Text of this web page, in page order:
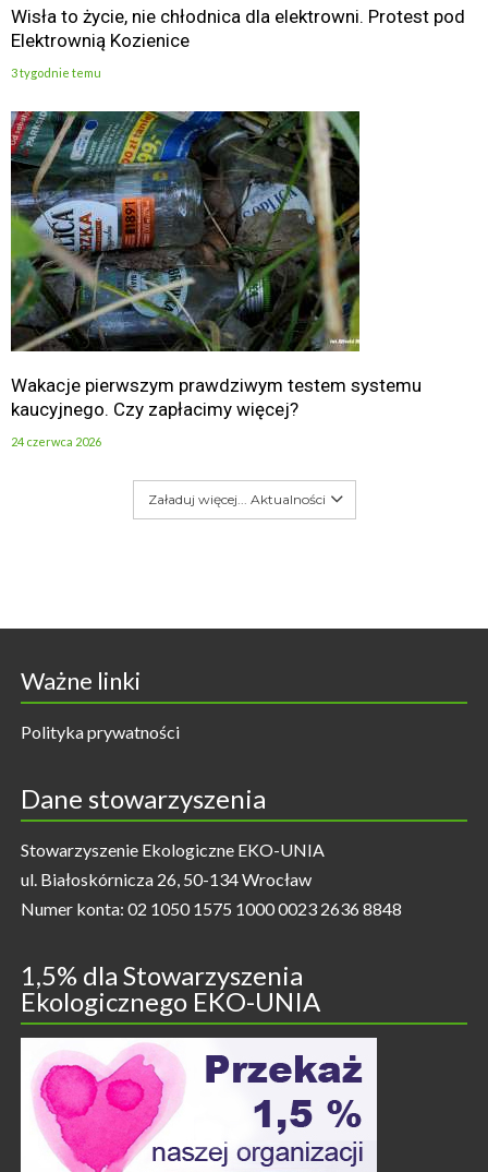
Wisła to życie, nie chłodnica dla elektrowni. Protest pod
Elektrownią Kozienice
3 tygodnie temu
Wakacje pierwszym prawdziwym testem systemu
kaucyjnego. Czy zapłacimy więcej?
24 czerwca 2026
Załaduj więcej... Aktualności
Ważne linki
Polityka prywatności
Dane stowarzyszenia
Stowarzyszenie Ekologiczne EKO-UNIA
ul. Białoskórnicza 26, 50-134 Wrocław
Numer konta: 02 1050 1575 1000 0023 2636 8848
1,5% dla Stowarzyszenia
Ekologicznego EKO-UNIA